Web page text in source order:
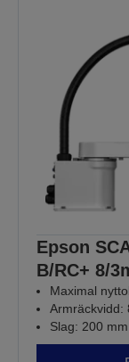
Epson
B/RC+ 8/
Maximal
Armräckvidd:
Slag: 200 mm